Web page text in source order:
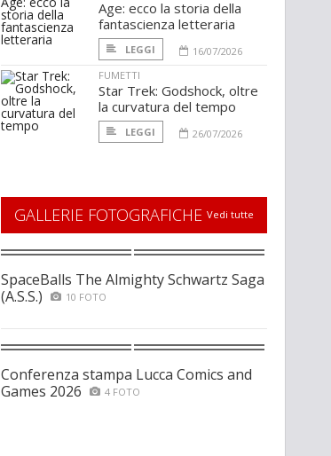
Age: ecco la storia della
fantascienza letteraria
LEGGI
16/07/2026
FUMETTI
Star Trek: Godshock, oltre
la curvatura del tempo
LEGGI 26/07/2026
GALLERIE FOTOGRAFICHE Vedi tutte
SpaceBalls The Almighty Schwartz Saga
(A.S.S.)
10 FOTO
Conferenza stampa Lucca Comics and
Games 2026
4 FOTO